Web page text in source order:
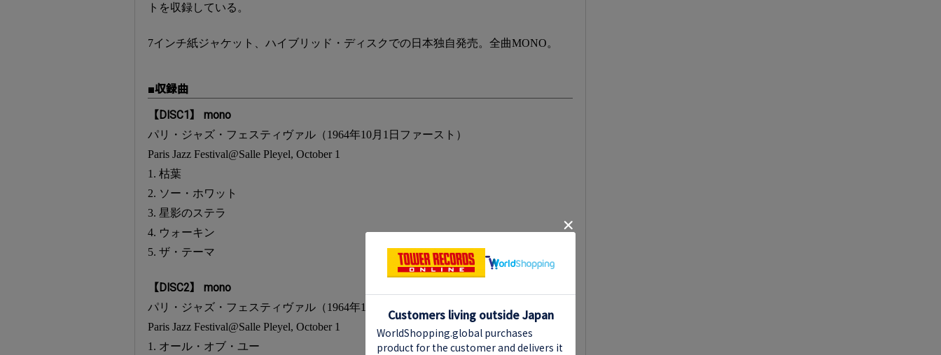
トを収録している。
7インチ紙ジャケット、ハイブリッド・ディスクでの日本独自発売。全曲MONO。
■収録曲
【DISC1】 mono
パリ・ジャズ・フェスティヴァル（1964年10月1日ファースト）
Paris Jazz Festival@Salle Pleyel, October 1
1. 枯葉
2. ソー・ホワット
3. 星影のステラ
4. ウォーキン
5. ザ・テーマ
【DISC2】 mono
パリ・ジャズ・フェスティヴァル（1964年10月1日セカンド）
Paris Jazz Festival@Salle Pleyel, October 1
1. オール・オブ・ユー